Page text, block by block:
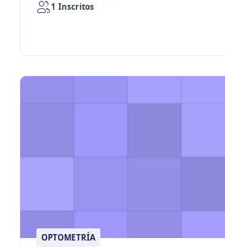
1 Inscritos
OPTOMETRÍA